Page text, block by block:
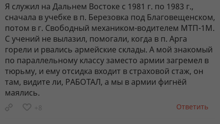
Я служил на Дальнем Востоке с 1981 г. по 1983 г.,
сначала в учебке в п. Березовка под Благовещенском,
потом в г. Свободный механиком-водителем МТП-1М.
С учений не вылазил, помогали, когда в п. Арга
горели и рвались армейские склады. А мой знакомый
по параллельному классу заместо армии загремел в
тюрьму, и ему отсидка входит в страховой стаж, он
там, видите ли, РАБОТАЛ, а мы в армии фигнёй
маялись.
+8 Ответить